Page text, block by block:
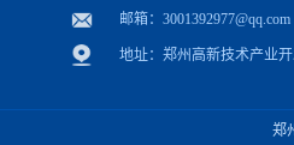
邮箱： 3001392977@qq.com
地址：郑州高新技术产业
郑